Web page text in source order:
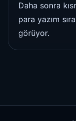
Daha sonra
para yazım
görüyor.